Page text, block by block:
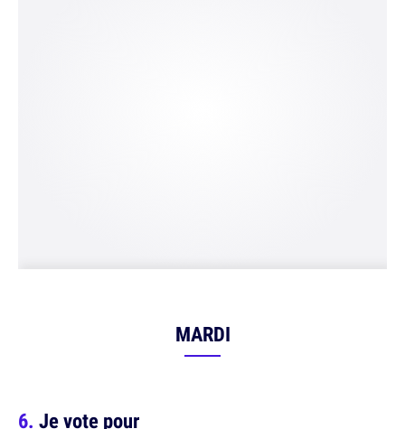
MARDI
Je vote pour